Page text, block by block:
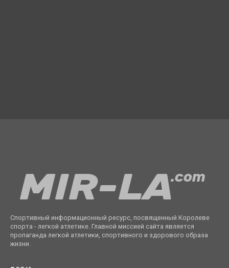
Спортивный информационный ресурс, посвященный Королеве
спорта - легкой атлетике. Главной миссией сайта является
пропаганда легкой атлетики, спортивного и здорового образа
жизни.